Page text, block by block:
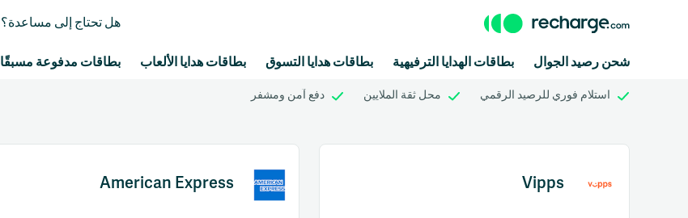
هل تحتاج إلى مساعدة؟
شحن رصيد الجوال بطاقات الهدايا الترفيهية بطاقات هدايا التسوق بطاقات هدايا الألعاب بطاقات مدفوعة مسبقًا
استلام فوري للرصيد الرقمي محل ثقة الملايين دفع آمن ومشفر
Vipps
American Express